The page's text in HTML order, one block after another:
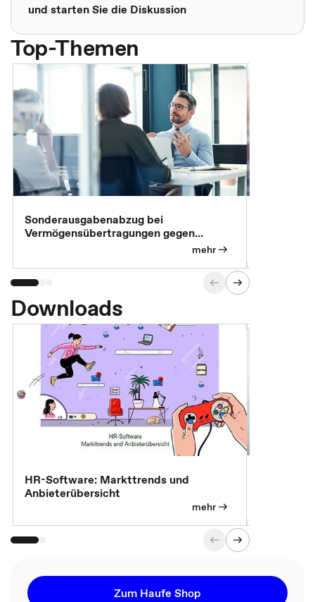
und starten Sie die Diskussion
Top-Themen
Sonderausgabenabzug bei
Vermögensübertragungen gegen
mehr
Downloads
HR-Software: Markttrends und
Anbieterübersicht
mehr
Zum Haufe Shop